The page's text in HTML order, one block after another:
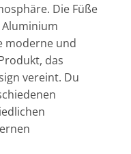
Die Füße
moderne und
das
vereint. Du